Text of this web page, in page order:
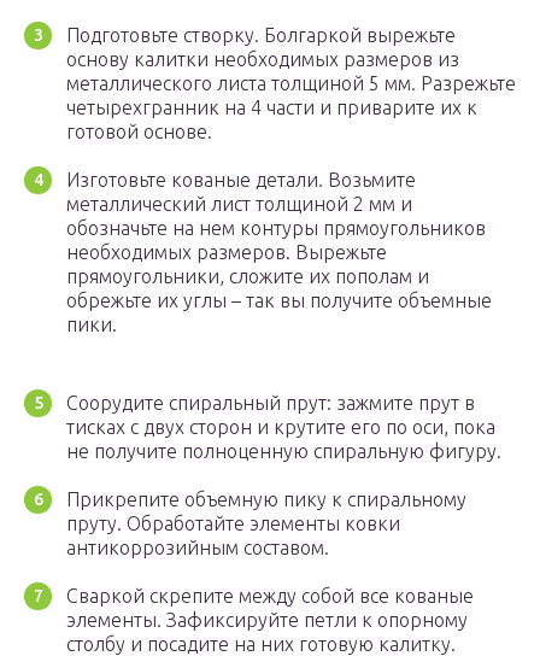
Подготовьте створку. Болгаркой вырежьте
основу калитки необходимых размеров из
металлического листа толщиной 5 мм. Разрежьте
четырехгранник на 4 части и приварите их к
готовой основе.
Изготовьте кованые детали. Возьмите
металлический лист толщиной 2 мм и
обозначьте на нем контуры прямоугольников
необходимых размеров. Вырежьте
прямоугольники, сложите их пополам и
обрежьте их углы – так вы получите объемные
пики.
Соорудите спиральный прут: зажмите прут в
тисках с двух сторон и крутите его по оси, пока
не получите полноценную спиральную фигуру.
Прикрепите объемную пику к спиральному
пруту. Обработайте элементы ковки
антикоррозийным составом.
Сваркой скрепите между собой все кованые
элементы. Зафиксируйте петли к опорному
столбу и посадите на них готовую калитку.